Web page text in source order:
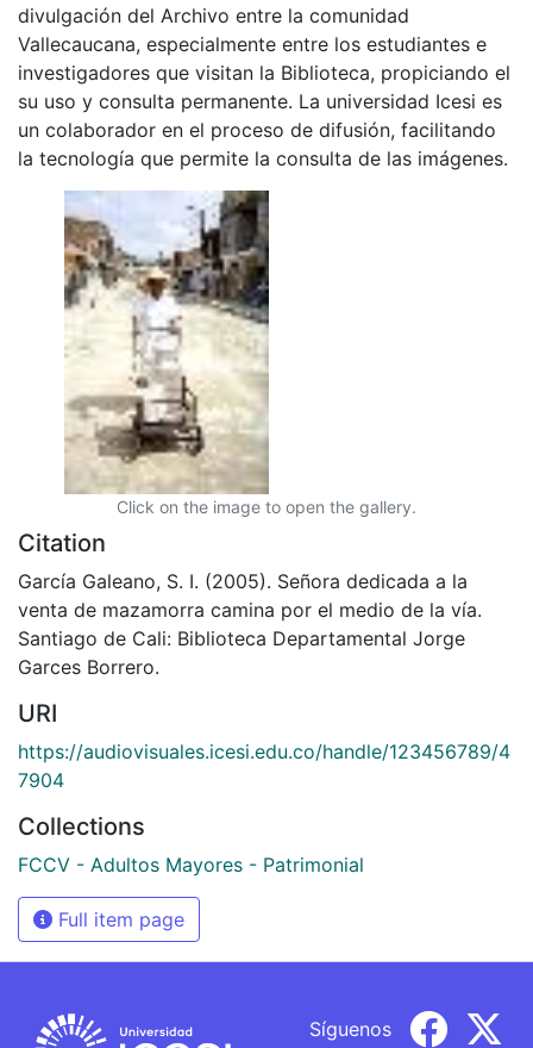
divulgación del Archivo entre la comunidad
Vallecaucana, especialmente entre los estudiantes e
investigadores que visitan la Biblioteca, propiciando el
su uso y consulta permanente. La universidad Icesi es
un colaborador en el proceso de difusión, facilitando
la tecnología que permite la consulta de las imágenes.
Click on the image to open the gallery.
Citation
García Galeano, S. I. (2005). Señora dedicada a la
venta de mazamorra camina por el medio de la vía.
Santiago de Cali: Biblioteca Departamental Jorge
Garces Borrero.
URI
https://audiovisuales.icesi.edu.co/handle/123456789/4
7904
Collections
FCCV - Adultos Mayores - Patrimonial
Full item page
Síguenos